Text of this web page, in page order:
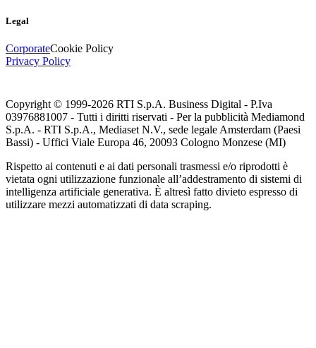
Legal
CorporateCookie Policy
Privacy Policy
Copyright © 1999-2026 RTI S.p.A. Business Digital - P.Iva
03976881007 - Tutti i diritti riservati - Per la pubblicità Mediamond
S.p.A. - RTI S.p.A., Mediaset N.V., sede legale Amsterdam (Paesi
Bassi) - Uffici Viale Europa 46, 20093 Cologno Monzese (MI)
Rispetto ai contenuti e ai dati personali trasmessi e/o riprodotti è
vietata ogni utilizzazione funzionale all’addestramento di sistemi di
intelligenza artificiale generativa. È altresì fatto divieto espresso di
utilizzare mezzi automatizzati di data scraping.